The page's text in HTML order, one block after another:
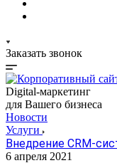
Заказать звонок
Digital-маркетинг
для Вашего бизнеса
Новости
Услуги
Внедрение CRM-
6 апреля 2021